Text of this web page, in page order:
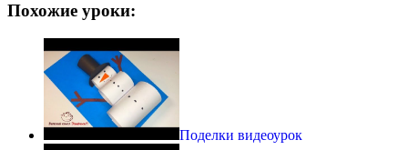
Похожие уроки:
Поделки видеоурок